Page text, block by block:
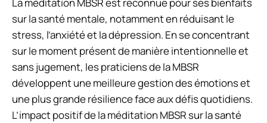
sur la santé mentale, notamment en réduisant le
stress, l’anxiété et la dépression. En se concentrant
sur le moment présent de manière intentionnelle et
sans jugement, les praticiens de la MBSR
développent une meilleure gestion des émotions et
une plus grande résilience face aux défis quotidiens.
L’impact positif de la méditation MBSR sur la santé